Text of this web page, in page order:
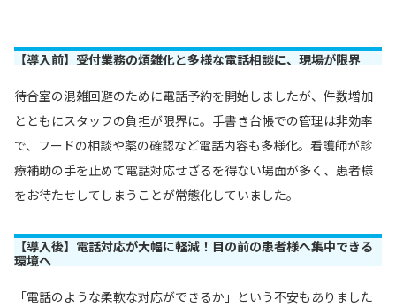
【導入前】受付業務の煩雑化と多様な電話相談に、現場が限界
待合室の混雑回避のために電話予約を開始しましたが、件数増加
とともにスタッフの負担が限界に。手書き台帳での管理は非効率
で、フードの相談や薬の確認など電話内容も多様化。看護師が診
療補助の手を止めて電話対応せざるを得ない場面が多く、患者様
をお待たせしてしまうことが常態化していました。
【導入後】電話対応が大幅に軽減！目の前の患者様へ集中できる
環境へ
「電話のような柔軟な対応ができるか」という不安もありました